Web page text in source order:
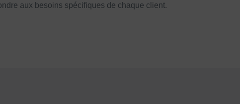
aux besoins spécifiques de chaque client.